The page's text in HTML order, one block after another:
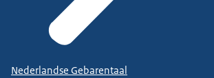
Nederlandse Gebarentaal